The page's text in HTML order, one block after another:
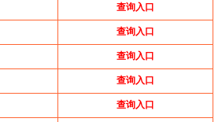
查询入口
查询入口
查询入口
查询入口
查询入口